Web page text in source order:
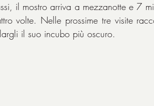
il mostro arriva a mezzanotte e 7
volte. Nelle prossime tre visite
il suo incubo più oscuro.